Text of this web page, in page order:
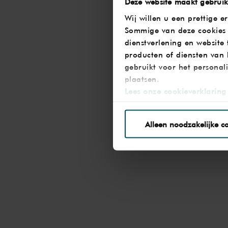
Wij willen u een prettige
Sommige van deze
dienstverlening en
producten of diensten van
gebruikt voor het
plaatsen.
Lees onze cookieverklaring
We werken samen met32
Alleen noodzakelijke